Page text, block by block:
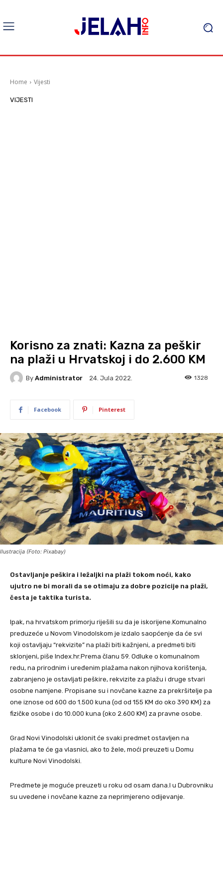
Home Vijesti
VIJESTI
Korisno za znati: Kazna za peškir
na plaži u Hrvatskoj i do 2.600 KM
By Administrator 24. Jula 2022. 1328
Facebook Pinterest
Ilustracija (Foto: Pixabay)
Ostavljanje peškira i ležaljki na plaži tokom noći, kako
ujutro ne bi morali da se otimaju za dobre pozicije na plaži,
česta je taktika turista.
Ipak, na hrvatskom primorju riješili su da je iskorijene.Komunalno
preduzeće u Novom Vinodolskom je izdalo saopćenje da će svi
koji ostavljaju “rekvizite” na plaži biti kažnjeni, a predmeti biti
sklonjeni, piše Index.hr.Prema članu 59. Odluke o komunalnom
redu, na prirodnim i uređenim plažama nakon njihova korištenja,
zabranjeno je ostavljati peškire, rekvizite za plažu i druge stvari
osobne namjene. Propisane su i novčane kazne za prekršitelje pa
one iznose od 600 do 1.500 kuna (od od 155 KM do oko 390 KM) za
fizičke osobe i do 10.000 kuna (oko 2.600 KM) za pravne osobe.
Grad Novi Vinodolski uklonit će svaki predmet ostavljen na
plažama te će ga vlasnici, ako to žele, moći preuzeti u Domu
kulture Novi Vinodolski.
Predmete je moguće preuzeti u roku od osam dana.I u Dubrovniku
su uvedene i novčane kazne za neprimjereno odijevanje.